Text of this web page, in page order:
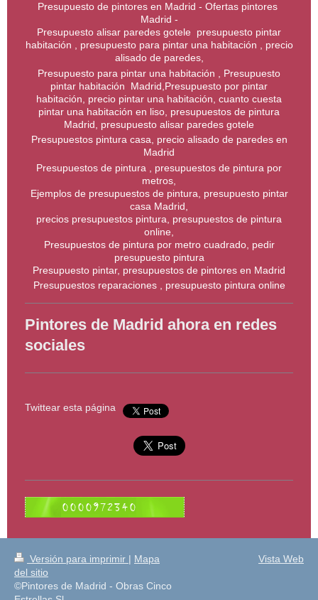
Presupuesto de pintores en Madrid - Ofertas pintores
Madrid -
Presupuesto alisar paredes gotele presupuesto pintar
habitación , presupuesto para pintar una habitación , precio
alisado de paredes,
Presupuesto para pintar una habitación , Presupuesto
pintar habitación Madrid,Presupuesto por pintar
habitación, precio pintar una habitación, cuanto cuesta
pintar una habitación en liso, presupuestos de pintura
Madrid, presupuesto alisar paredes gotele
Presupuestos pintura casa, precio alisado de paredes en
Madrid
Presupuestos de pintura , presupuestos de pintura por
metros,
Ejemplos de presupuestos de pintura, presupuesto pintar
casa Madrid,
precios presupuestos pintura, presupuestos de pintura
online,
Presupuestos de pintura por metro cuadrado, pedir
presupuesto pintura
Presupuesto pintar, presupuestos de pintores en Madrid
Presupuestos reparaciones , presupuesto pintura online
Pintores de Madrid ahora en redes
sociales
Twittear esta página
Versión para imprimir | Mapa
del sitio
©Pintores de Madrid - Obras Cinco
Vista Web